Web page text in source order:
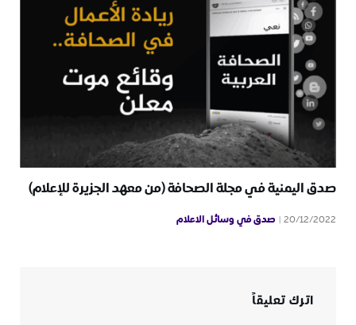
صدق اليمنية في مجلة الصحافة (من معهد الجزيرة للإعلام)
20/12/2022 صدق في وسائل الاعلام
اترك تعليقاً